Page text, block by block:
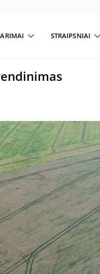
STRAIPSNIAI